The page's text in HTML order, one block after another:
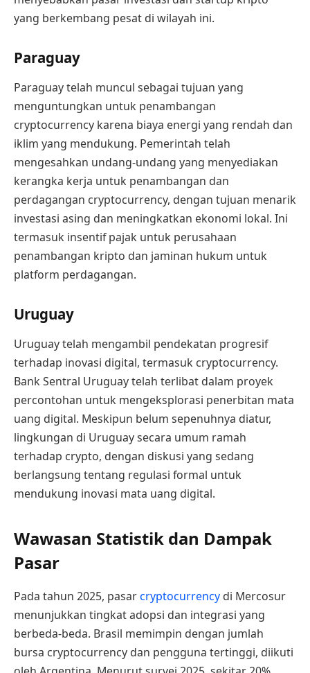
yang berkembang pesat di wilayah ini.
Paraguay
Paraguay telah muncul sebagai tujuan yang
menguntungkan untuk penambangan
cryptocurrency karena biaya energi yang rendah dan
iklim yang mendukung. Pemerintah telah
mengesahkan undang-undang yang menyediakan
kerangka kerja untuk penambangan dan
perdagangan cryptocurrency, dengan tujuan menarik
investasi asing dan meningkatkan ekonomi lokal. Ini
termasuk insentif pajak untuk perusahaan
penambangan kripto dan jaminan hukum untuk
platform perdagangan.
Uruguay
Uruguay telah mengambil pendekatan progresif
terhadap inovasi digital, termasuk cryptocurrency.
Bank Sentral Uruguay telah terlibat dalam proyek
percontohan untuk mengeksplorasi penerbitan mata
uang digital. Meskipun belum sepenuhnya diatur,
lingkungan di Uruguay secara umum ramah
terhadap crypto, dengan diskusi yang sedang
berlangsung tentang regulasi formal untuk
mendukung inovasi mata uang digital.
Wawasan Statistik dan Dampak
Pasar
Pada tahun 2025, pasarcryptocurrency di Mercosur
menunjukkan tingkat adopsi dan integrasi yang
berbeda-beda. Brasil memimpin dengan jumlah
bursa cryptocurrency dan pengguna tertinggi, diikuti